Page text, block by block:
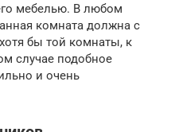
мебелью. В любом
комната должна с
бы той комнаты, к
случае подобное
и очень